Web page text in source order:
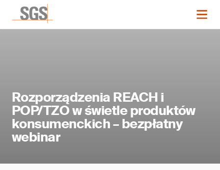
Rozporządzenia REACH i
POP/TZO w świetle produktów
konsumenckich – bezpłatny
webinar